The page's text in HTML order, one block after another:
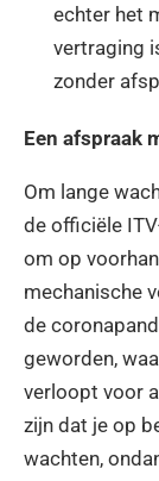
echter het
vertraging
zonder
Een afspraak
Om lange
de officiële
om op
mechanische
de
geworden,
verloopt voor
zijn dat je op
wachten,